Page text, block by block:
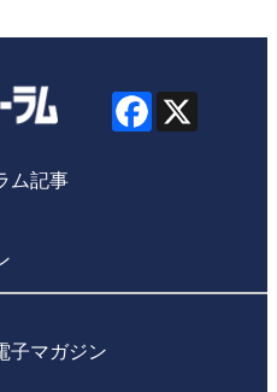
ム記事
子マガジン